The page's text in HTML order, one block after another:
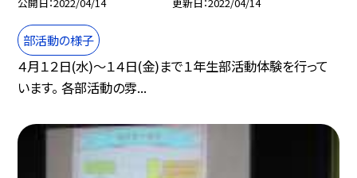
部活動の様子
４月１２日(水)〜１４日(金)まで１年生部活動体験を行って
います。 各部活動の雰...